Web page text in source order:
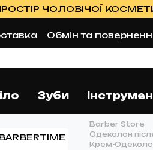
ЧОЛОВІЧОЇ
Обмін та
Відгуки про магазин
Зуби
Barber Store
Одеколон
Крем-